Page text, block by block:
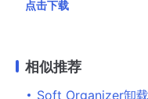
点击下载
相似推荐
Soft Organizer卸载工具下载